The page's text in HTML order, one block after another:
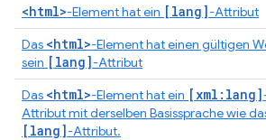
<html>-Element hat ein [lang]-Attribut
Das <html>-Element hat einen gültigen
sein [lang]-Attribut
Das <html>-Element hat ein [xml:lang]
Attribut mit derselben Basissprache wie
[lang]-Attribut.